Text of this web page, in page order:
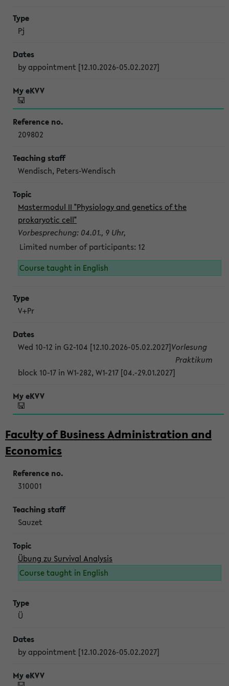
Pj
by appointment [12.10.2026-05.02.2027]
209802
Wendisch, Peters-Wendisch
Mastermodul II "Physiology and genetics of the
prokaryotic cell"
Vorbesprechung: 04.01., 9 Uhr,
Limited number of participants: 12
Course taught in English
V+Pr
Wed 10-12 in G2-104 [12.10.2026-05.02.2027]Vorlesung
block 10-17 in W1-282, W1-217 [04.-29.01.2027]
Praktikum
Faculty of Business Administration and
Economics
310001
Sauzet
Übung zu Survival Analysis
Course taught in English
Ü
by appointment [12.10.2026-05.02.2027]